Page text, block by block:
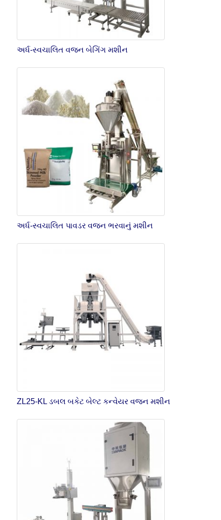
અર્ધ-સ્વચાલિત વજન બેગિંગ મશીન
અર્ધ-સ્વચાલિત પાવડર વજન ભરવાનું મશીન
ZL25-KL ડબલ બકેટ બેલ્ટ કન્વેયર વજન મશીન